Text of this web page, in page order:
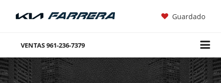
Guardado
VENTAS961-236-7379